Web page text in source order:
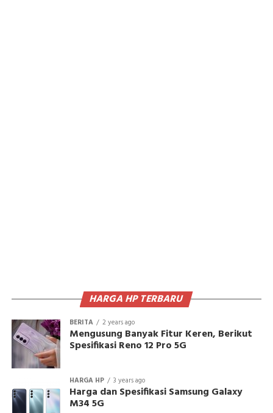
HARGA HP TERBARU
BERITA 2 years ago
Mengusung Banyak Fitur Keren, Berikut
Spesifikasi Reno 12 Pro 5G
HARGA HP 3 years ago
Harga dan Spesifikasi Samsung Galaxy
M34 5G